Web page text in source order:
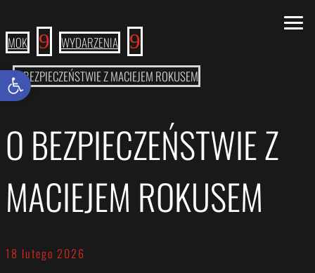
MOK 9 WYDARZENIA 9
O BEZPIECZEŃSTWIE Z MACIEJEM ROKUSEM
O BEZPIECZEŃSTWIE Z
MACIEJEM ROKUSEM
18 lutego 2026
Otwórz pasek narzędzi